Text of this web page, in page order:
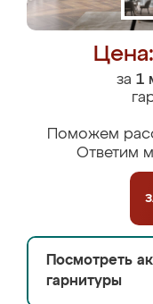
за 1
Поможем
Ответим
Посмотреть
гарнитуры